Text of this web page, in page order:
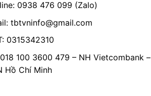
0938 476 099 (Zalo)
tbtvninfo@gmail.com
0315342310
100 3600 479 – NH Vietcombank –
Chí Minh